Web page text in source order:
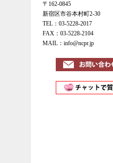
〒162-0845
新宿区市谷本村町2-30
TEL：03-5228-2017
FAX：03-5228-2104
MAIL：info@ncpr.jp